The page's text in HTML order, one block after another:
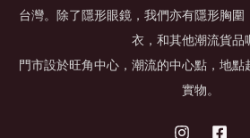
台灣。除了隱形眼鏡，我們亦有隱形胸
衣，和其他潮流貨品
門市設於旺角中心，潮流的中心點，地
實物。